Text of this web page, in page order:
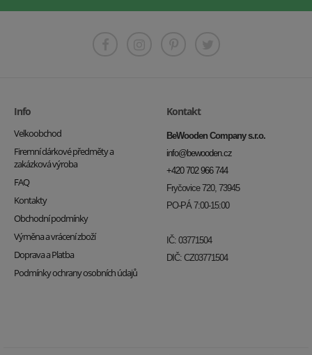
Info
Velkoobchod
Firemní dárkové předměty a
zakázková výroba
FAQ
Kontakty
Obchodní podmínky
Výměna a vrácení zboží
Doprava a Platba
Podmínky ochrany osobních údajů
Kontakt
BeWooden Company s.r.o.
info@bewooden.cz
+420 702 966 744
Fryčovice 720, 73945
PO-PÁ 7:00-15:00
IČ: 03771504
DIČ: CZ03771504